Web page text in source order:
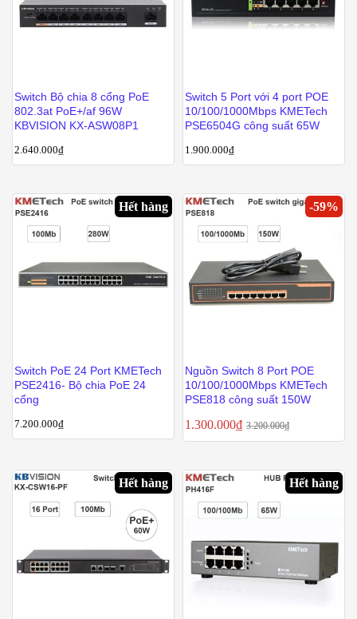
Switch Bộ chia 8 cổng PoE
802.3at PoE+/af 96W
KBVISION KX-ASW08P1
2.640.000₫
Switch 5 Port với 4 port POE
10/100/1000Mbps KMETech
PSE6504G công suất 65W
1.900.000₫
Hết hàng
Switch PoE 24 Port KMETech
PSE2416- Bộ chia PoE 24
cổng
7.200.000₫
-59%
Nguồn Switch 8 Port POE
10/100/1000Mbps KMETech
PSE818 công suất 150W
1.300.000₫ 3.200.000₫
Hết hàng Hết hàng